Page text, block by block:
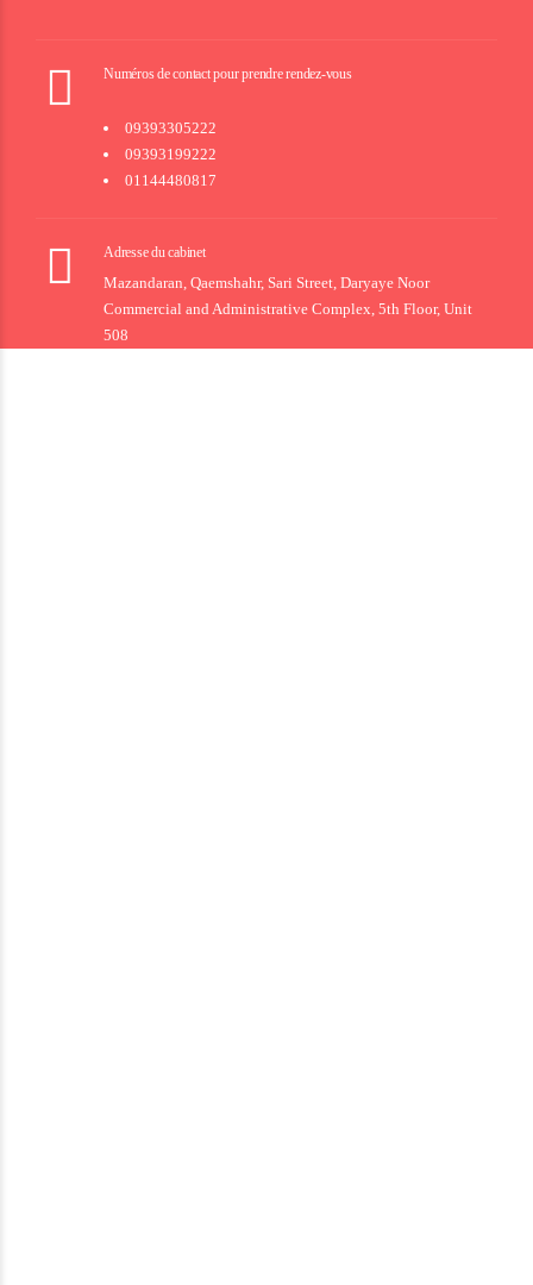
Numéros de contact pour prendre rendez-vous
09393305222
09393199222
01144480817
Adresse du cabinet
Mazandaran, Qaemshahr, Sari Street, Daryaye Noor
Commercial and Administrative Complex, 5th Floor, Unit
508